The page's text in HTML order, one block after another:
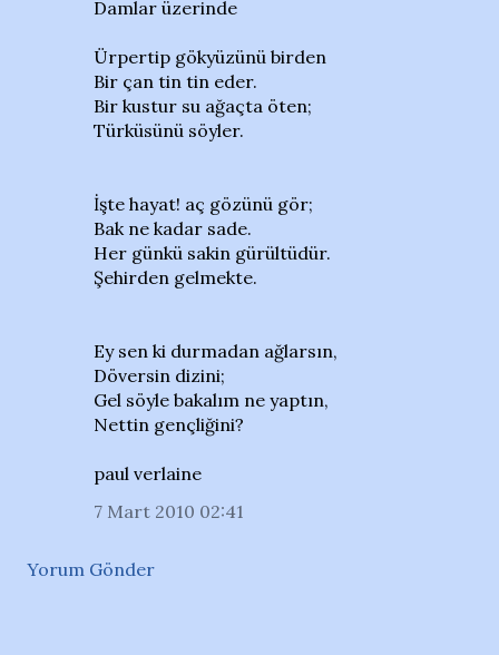
Damlar üzerinde
Ürpertip gökyüzünü birden
Bir çan tin tin eder.
Bir kustur su ağaçta öten;
Türküsünü söyler.
İşte hayat! aç gözünü gör;
Bak ne kadar sade.
Her günkü sakin gürültüdür.
Şehirden gelmekte.
Ey sen ki durmadan ağlarsın,
Döversin dizini;
Gel söyle bakalım ne yaptın,
Nettin gençliğini?
paul verlaine
7 Mart 2010 02:41
Yorum Gönder